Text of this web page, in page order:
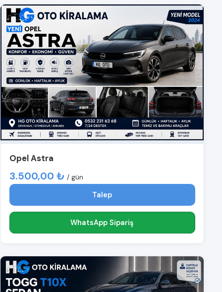
Opel Astra
3.500,00 ₺ / gün
Talep
WhatsApp Sipariş